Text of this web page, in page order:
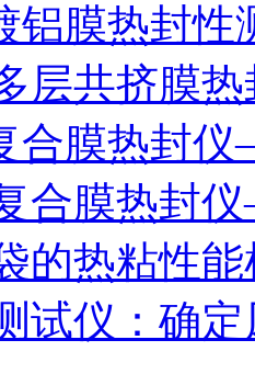
铝膜热封性
层共挤膜
合膜热封
合膜热封
的热粘性
试仪：确